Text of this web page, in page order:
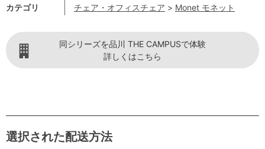
カテゴリ チェア・オフィスチェア > Monet モネット
同シリーズを品川 THE CAMPUSで体験
詳しくはこちら
選択された配送方法